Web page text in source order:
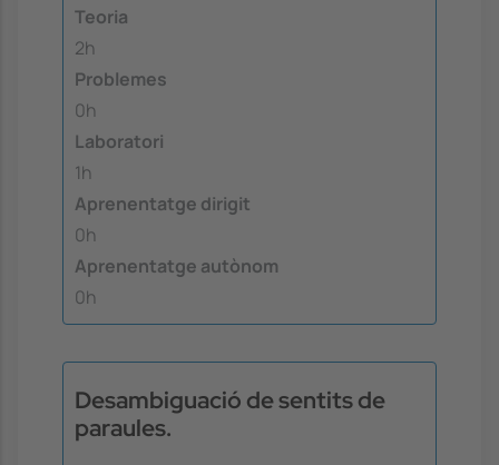
Teoria
2h
Problemes
0h
Laboratori
1h
Aprenentatge dirigit
0h
Aprenentatge autònom
0h
Desambiguació de sentits de
paraules.